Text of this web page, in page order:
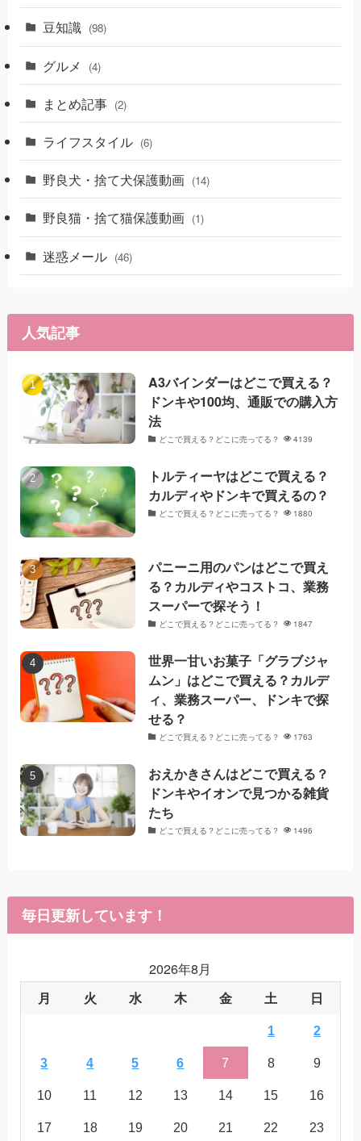
豆知識 (98)
グルメ (4)
まとめ記事 (2)
ライフスタイル (6)
野良犬・捨て犬保護動画 (14)
野良猫・捨て猫保護動画 (1)
迷惑メール (46)
人気記事
A3バインダーはどこで買える？
ドンキや100均、通販での購入方
法
どこで買える？どこに売ってる？ 4139
トルティーヤはどこで買える？
カルディやドンキで買えるの？
どこで買える？どこに売ってる？ 1880
パニーニ用のパンはどこで買え
る？カルディやコストコ、業務
スーパーで探そう！
どこで買える？どこに売ってる？ 1847
世界一甘いお菓子「グラブジャ
ムン」はどこで買える？カルデ
ィ、業務スーパー、ドンキで探
せる？
どこで買える？どこに売ってる？ 1763
おえかきさんはどこで買える？
ドンキやイオンで見つかる雑貨
たち
どこで買える？どこに売ってる？ 1496
毎日更新しています！
2026年8月
月 火 水 木 金 土 日
1 2
3 4 5 6 7 8 9
10 11 12 13 14 15 16
17 18 19 20 21 22 23